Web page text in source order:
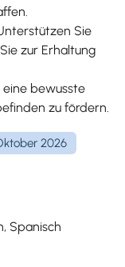
Sie
zur Erhaltung
bewusste
zu fördern.
2026
Spanisch